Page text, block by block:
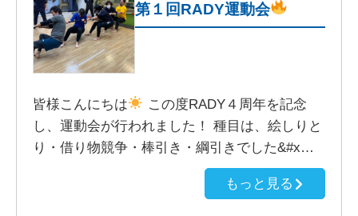
第１回RADY運動会
皆様こんにちは
この度RADY４周年を記念
し、運動会が行われました！ 種目は、絵しりと
り・借り物競争・棒引き・綱引きでした&#x…
もっと見る